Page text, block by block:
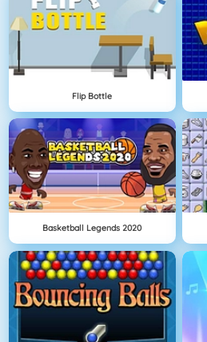
Flip Bottle
Basketball Legends 2020